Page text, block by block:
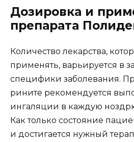
Дозировка и
препарата
Количество лекарства,
применять, варьируется в
специфики заболевания.
рините рекомендуется
ингаляции в каждую
Как только состояние
и достигается нужный